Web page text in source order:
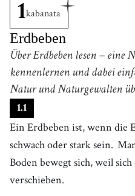
1kabanata
Erdbeben
Über Erdbeben lesen – eine
kennenlernen und dabei
Natur und Naturgewalten
1.1
Ein Erdbeben ist, wenn die
schwach oder stark sein.
Boden bewegt sich, weil
verschieben.